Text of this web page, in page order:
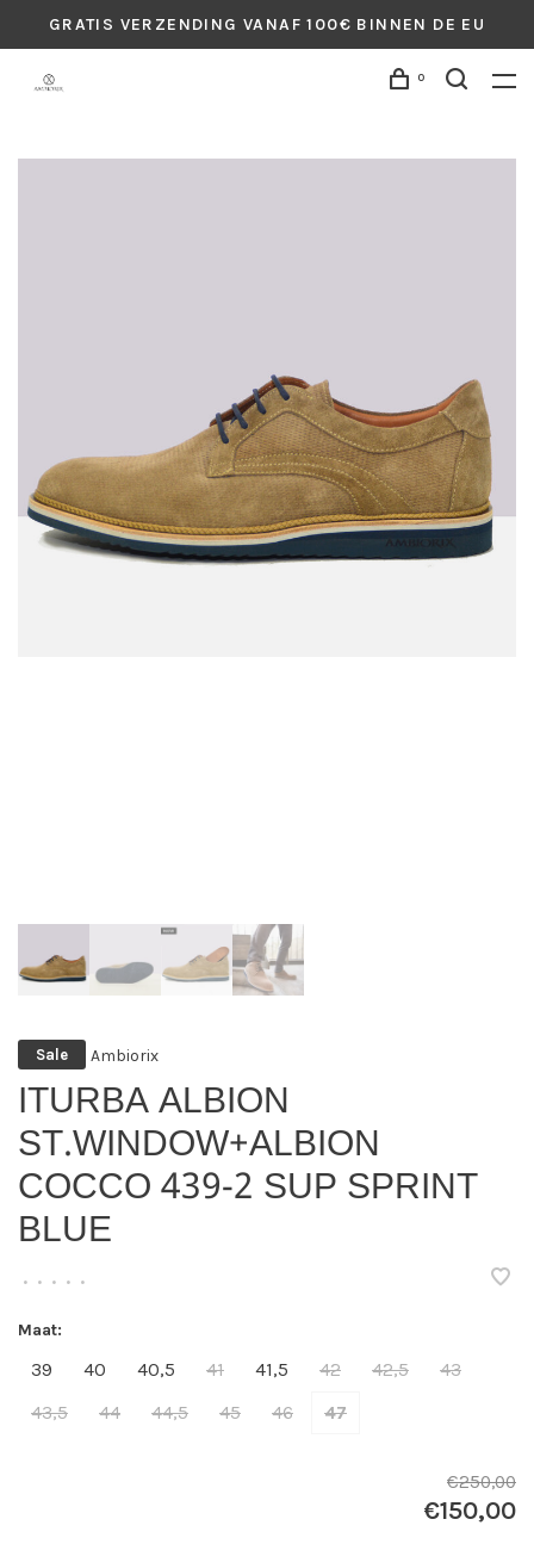
GRATIS VERZENDING VANAF 100€ BINNEN DE EU
0
Sale Ambiorix
ITURBA ALBION
ST.WINDOW+ALBION
COCCO 439-2 SUP SPRINT
BLUE
• • • • •
Maat:
39 40 40,5 41 41,5 42 42,5
43
43,5
44 44,5 45 46 47
€250,00
€150,00